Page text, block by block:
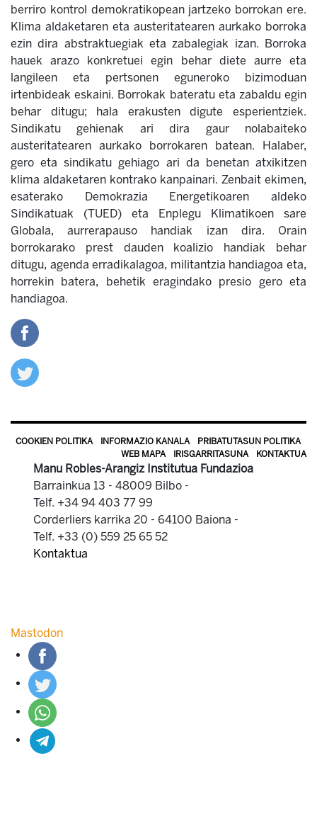
berriro kontrol demokratikopean jartzeko borrokan ere.
Klima aldaketaren eta austeritatearen aurkako borroka
ezin dira abstraktuegiak eta zabalegiak izan. Borroka
hauek arazo konkretuei egin behar diete aurre eta
langileen eta pertsonen eguneroko bizimoduan
irtenbideak eskaini. Borrokak bateratu eta zabaldu egin
behar ditugu; hala erakusten digute esperientziek.
Sindikatu gehienak ari dira gaur nolabaiteko
austeritatearen aurkako borrokaren batean. Halaber,
gero eta sindikatu gehiago ari da benetan atxikitzen
klima aldaketaren kontrako kanpainari. Zenbait ekimen,
esaterako Demokrazia Energetikoaren aldeko
Sindikatuak (TUED) eta Enplegu Klimatikoen sare
Globala, aurrerapauso handiak izan dira. Orain
borrokarako prest dauden koalizio handiak behar
ditugu, agenda erradikalagoa, militantzia handiagoa eta,
horrekin batera, behetik eragindako presio gero eta
handiagoa.
COOKIEN POLITIKA INFORMAZIO KANALA
PRIBATUTASUN POLITIKA
WEB MAPA
IRISGARRITASUNA KONTAKTUA
Manu Robles-Arangiz Institutua Fundazioa
Barrainkua 13 - 48009 Bilbo -
Telf. +34 94 403 77 99
Corderliers karrika 20 - 64100 Baiona -
Telf. +33 (0) 559 25 65 52
Kontaktua
Mastodon